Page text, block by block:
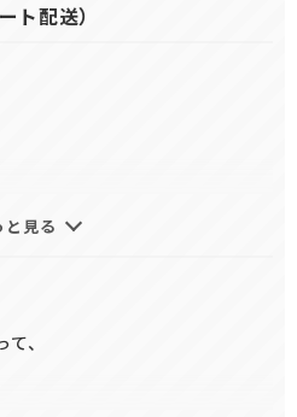
ト配送）
意》
と見る
、